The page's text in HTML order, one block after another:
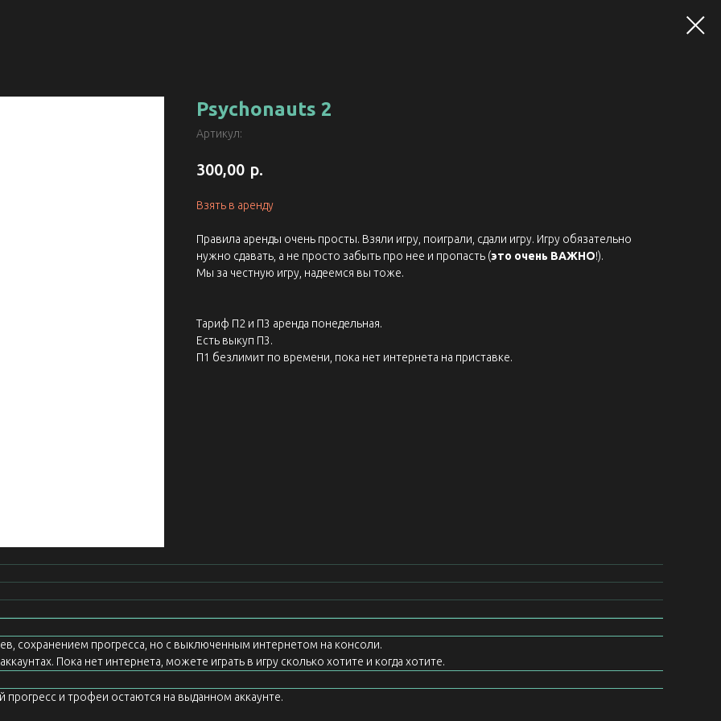
Psychonauts 2
Артикул:
300,00 р.
Взять в аренду
Правила аренды очень просты. Взяли игру, поиграли, сдали игру. Игру обязательно
нужно сдавать, а не просто забыть про нее и пропасть (это очень ВАЖНО!).
Мы за честную игру, надеемся вы тоже.
Тариф П2 и П3 аренда понедельная.
Есть выкуп П3.
П1 безлимит по времени, пока нет интернета на приставке.
сохранением прогресса, но с выключенным интернетом на консоли.
Пока нет интернета, можете играть в игру сколько хотите и когда хотите.
прогресс и трофеи остаются на выданном аккаунте.